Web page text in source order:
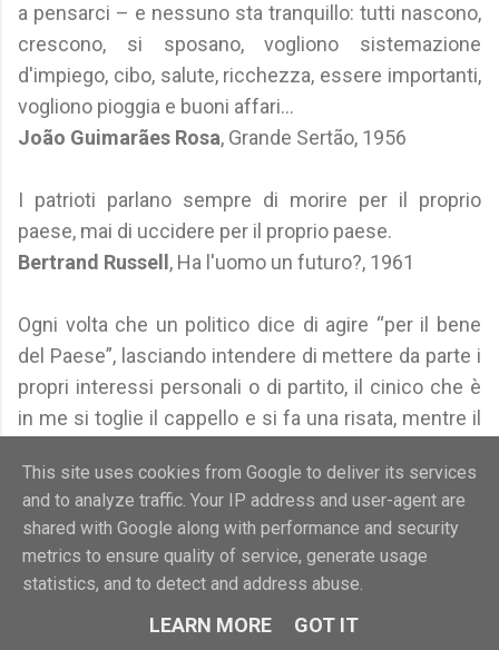
a pensarci – e nessuno sta tranquillo: tutti nascono,
crescono, si sposano, vogliono sistemazione
d'impiego, cibo, salute, ricchezza, essere importanti,
vogliono pioggia e buoni affari...
João Guimarães Rosa, Grande Sertão, 1956
I patrioti parlano sempre di morire per il proprio
paese, mai di uccidere per il proprio paese.
Bertrand Russell , Ha l'uomo un futuro?, 1961
Ogni volta che un politico dice di agire “per il bene
del Paese”, lasciando intendere di mettere da parte i
propri interessi personali o di partito, il cinico che è
in me si toglie il cappello e si fa una risata, mentre il
mobili dell'ipocrisia.
Giovanni Soriano, L'inconveniente umano, 2022
Non chiederti cosa il tuo Paese possa fare per te –
This site uses cookies from Google to deliver its services
and to analyze traffic. Your IP address and user-agent are
shared with Google along with performance and security
metrics to ensure quality of service, generate usage
statistics, and to detect and address abuse.
LEARN MORE GOT IT